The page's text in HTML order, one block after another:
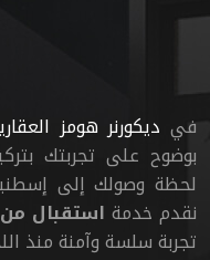
في ديكورنر هومز
بوضوح على تجربتك
لحظة وصولك إلى
نقدم خدمة استقبال
تجربة سلسة وآمنة منذ